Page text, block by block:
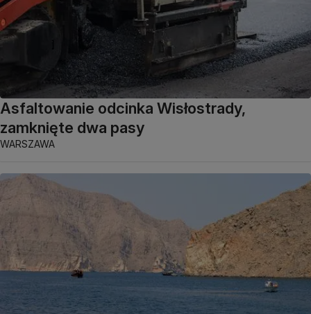
Asfaltowanie odcinka Wisłostrady,
zamknięte dwa pasy
WARSZAWA